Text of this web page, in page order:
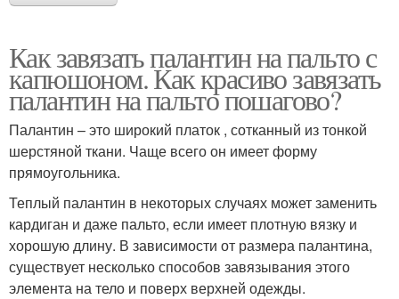
Как завязать палантин на пальто с
капюшоном. Как красиво завязать
палантин на пальто пошагово?
Палантин – это широкий платок , сотканный из тонкой
шерстяной ткани. Чаще всего он имеет форму
прямоугольника.
Теплый палантин в некоторых случаях может заменить
кардиган и даже пальто, если имеет плотную вязку и
хорошую длину. В зависимости от размера палантина,
существует несколько способов завязывания этого
элемента на тело и поверх верхней одежды.